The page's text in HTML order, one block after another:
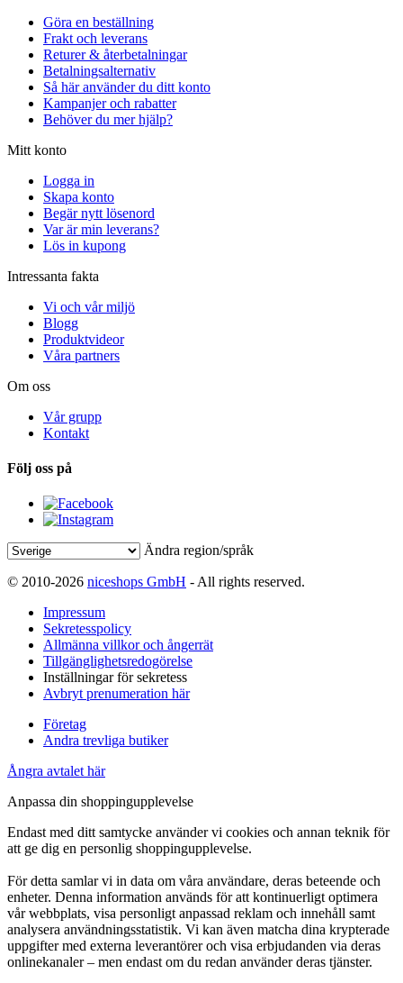
Göra en beställning
Frakt och leverans
Returer & återbetalningar
Betalningsalternativ
Så här använder du ditt konto
Kampanjer och rabatter
Behöver du mer hjälp?
Mitt konto
Logga in
Skapa konto
Begär nytt lösenord
Var är min leverans?
Lös in kupong
Intressanta fakta
Vi och vår miljö
Blogg
Produktvideor
Våra partners
Om oss
Vår grupp
Kontakt
Följ oss på
Ändra region/språk
© 2010-2026 niceshops GmbH - All rights reserved.
Impressum
Sekretesspolicy
Allmänna villkor och ångerrät
Tillgänglighetsredogörelse
Inställningar för sekretess
Avbryt prenumeration här
Företag
Andra trevliga butiker
Ångra avtalet här
Anpassa din shoppingupplevelse
Endast med ditt samtycke använder vi cookies och annan teknik för
att ge dig en personlig shoppingupplevelse.
För detta samlar vi in data om våra användare, deras beteende och
enheter. Denna information används för att kontinuerligt optimera
vår webbplats, visa personligt anpassad reklam och innehåll samt
analysera användningsstatistik. Vi kan även matcha dina krypterade
uppgifter med externa leverantörer och visa erbjudanden via deras
onlinekanaler – men endast om du redan använder deras tjänster.